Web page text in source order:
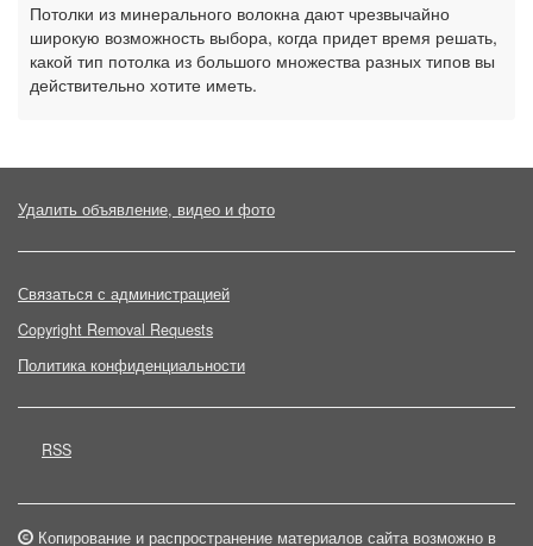
Потолки из минерального волокна дают чрезвычайно
широкую возможность выбора, когда придет время решать,
какой тип потолка из большого множества разных типов вы
действительно хотите иметь.
Удалить объявление, видео и фото
Связаться с администрацией
Copyright Removal Requests
Политика конфиденциальности
RSS
Копирование и распространение материалов сайта возможно в